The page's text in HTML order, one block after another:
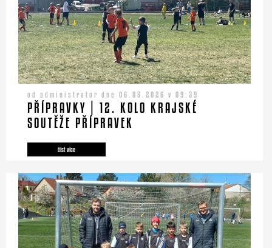
od administrator dne 06.05.2026 v 09:39
PŘÍPRAVKY | 12. KOLO KRAJSKÉ
SOUTĚŽE PŘÍPRAVEK
číst více